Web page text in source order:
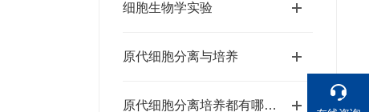
细胞生物学实验
原代细胞分离与培养
原代细胞分离培养都有哪些作用？